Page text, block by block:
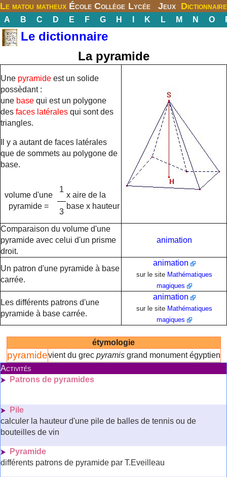
Le matou matheux École Collège Lycée Jeux Dictionnaire
A B C D E F G H K L M N O
Le dictionnaire
La pyramide
Une pyramide est un solide
possèdant :
une base qui est un polygone
des faces latérales qui sont des
triangles.
Il y a autant de faces latérales
que de sommets au polygone de
base.
volume d'une
pyramide =
1
3
x aire de la
base x hauteur
Comparaison du volume d'une
pyramide avec celui d'un prisme
droit.
animation
Un patron d'une pyramide à base
carrée.
animation
sur le site Mathématiques
magiques
Les différents patrons d'une
pyramide à base carrée.
animation
sur le site Mathématiques
magiques
étymologie
pyramidevient du grec pyramisgrand monument égyptien
Activités
Patrons de pyramides
Pile
calculer la hauteur d'une pile de balles de tennis ou de
bouteilles de vin
Pyramide
différents patrons de pyramide par T.Eveilleau